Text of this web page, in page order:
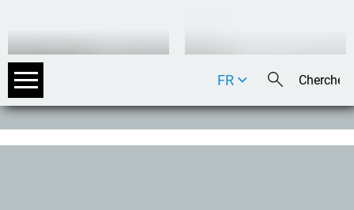
DE
FR
IT